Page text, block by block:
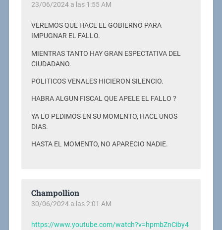
23/06/2024 a las 1:55 AM
VEREMOS QUE HACE EL GOBIERNO PARA
IMPUGNAR EL FALLO.
MIENTRAS TANTO HAY GRAN ESPECTATIVA DEL
CIUDADANO.
POLITICOS VENALES HICIERON SILENCIO.
HABRA ALGUN FISCAL QUE APELE EL FALLO ?
YA LO PEDIMOS EN SU MOMENTO, HACE UNOS
DIAS.
HASTA EL MOMENTO, NO APARECIO NADIE.
Champollion
30/06/2024 a las 2:01 AM
https://www.youtube.com/watch?v=hpmbZnCiby4